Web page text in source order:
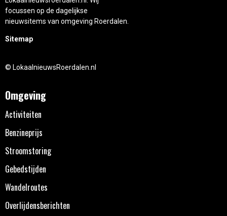
focussen op de dagelijkse
nieuwsitems van omgeving Roerdalen.
Sitemap
© LokaalnieuwsRoerdalen.nl
Omgeving
Activiteiten
Benzineprijs
Stroomstoring
Gebedstijden
Wandelroutes
Overlijdensberichten